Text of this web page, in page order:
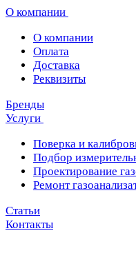
О компании
О компании
Оплата
Доставка
Реквизиты
Бренды
Услуги
Поверка и
Подбор
Проектирование
Ремонт
Статьи
Контакты